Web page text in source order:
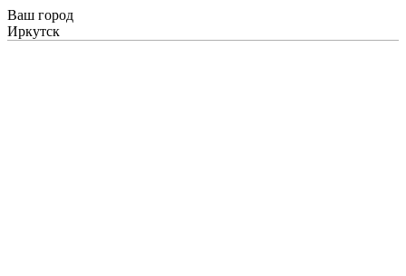
Ваш город
Иркутск